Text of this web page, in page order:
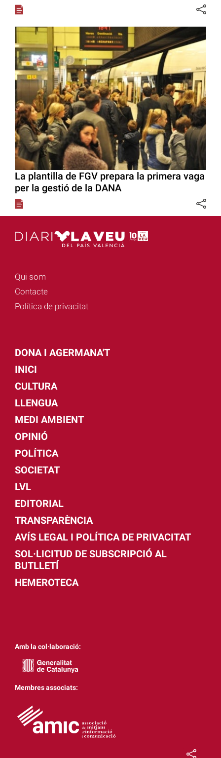
La plantilla de FGV prepara la primera vaga
per la gestió de la DANA
Qui som
Contacte
Política de privacitat
DONA I AGERMANA'T
INICI
CULTURA
LLENGUA
MEDI AMBIENT
OPINIÓ
POLÍTICA
SOCIETAT
LVL
EDITORIAL
TRANSPARÈNCIA
AVÍS LEGAL I POLÍTICA DE PRIVACITAT
SOL·LICITUD DE SUBSCRIPCIÓ AL
BUTLLETÍ
HEMEROTECA
Amb la col·laboració:
Membres associats: